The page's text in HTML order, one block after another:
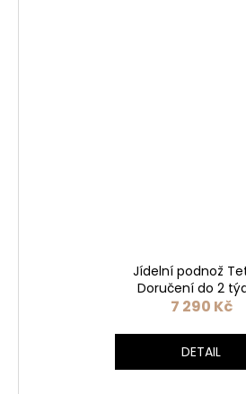
Jídelní podnož
Doručení do 2
7 290 Kč
DETAIL